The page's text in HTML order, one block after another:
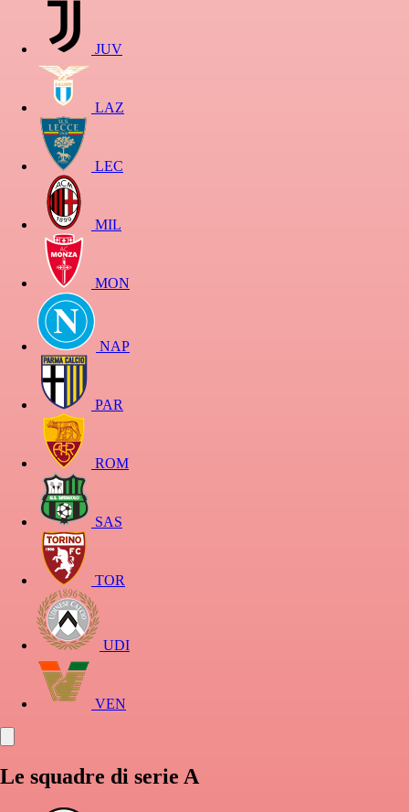
JUV
LAZ
LEC
MIL
MON
NAP
PAR
ROM
SAS
TOR
UDI
VEN
Le squadre di serie A